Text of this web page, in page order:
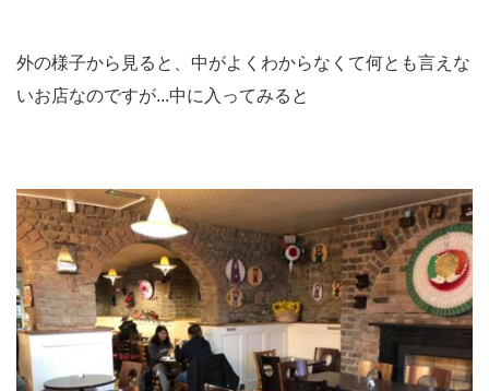
外の様子から見ると、中がよくわからなくて何とも言えな
いお店なのですが...中に入ってみると